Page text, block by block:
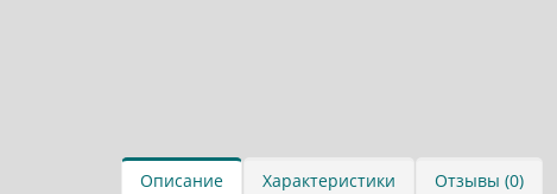
Описание Характеристики Отзывы (0)